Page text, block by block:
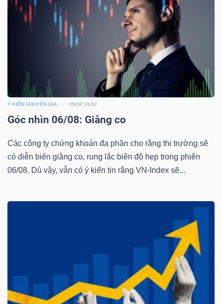
Ý KIẾN CHUYÊN GIA 05/08 19:02
Góc nhìn 06/08: Giằng co
Các công ty chứng khoán đa phần cho rằng thị trường sẽ
có diễn biến giằng co, rung lắc biên độ hẹp trong phiên
06/08. Dù vậy, vẫn có ý kiến tin rằng VN-Index sẽ...